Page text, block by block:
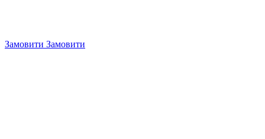
Замовити Замовити